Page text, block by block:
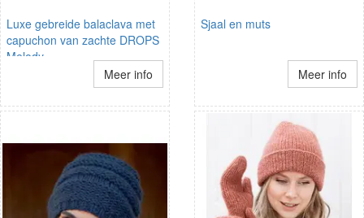
Luxe gebreide balaclava met
capuchon van zachte DROPS
Melody
Meer info
Sjaal en muts
Meer info